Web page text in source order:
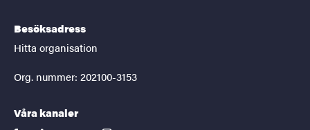
Besöksadress
Hitta organisation
Org. nummer: 202100-3153
Våra kanaler